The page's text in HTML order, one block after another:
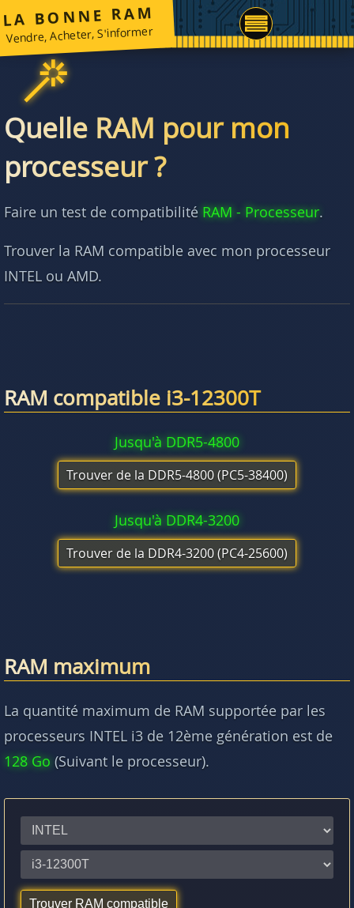
LA BONNE RAM
Vendre, Acheter, S'informer
Quelle RAM pour mon
processeur ?
Faire un test de compatibilité RAM - Processeur.
Trouver la RAM compatible avec mon processeur
INTEL ou AMD.
RAM compatible i3-12300T
Jusqu'à DDR5-4800
Trouver de la DDR5-4800 (PC5-38400)
Jusqu'à DDR4-3200
Trouver de la DDR4-3200 (PC4-25600)
RAM maximum
La quantité maximum de RAM supportée par les
processeurs INTEL i3 de 12ème génération est de
128 Go (Suivant le processeur).